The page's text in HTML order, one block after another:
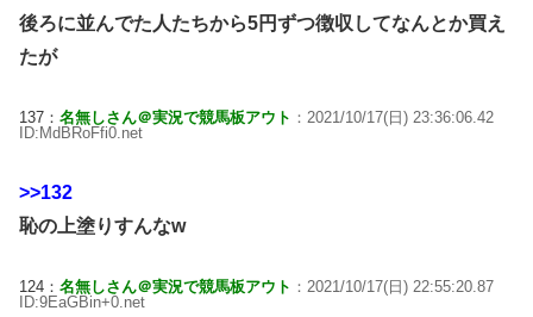
後ろに並んでた人たちから5円ずつ徴収してなんとか買え
たが
137： 名無しさん＠実況で競馬板アウト ：2021/10/17(日) 23:36:06.42
ID:MdBRoFfi0.net
>>132
恥の上塗りすんなw
124： 名無しさん＠実況で競馬板アウト ：2021/10/17(日) 22:55:20.87
ID:9EaGBin+0.net